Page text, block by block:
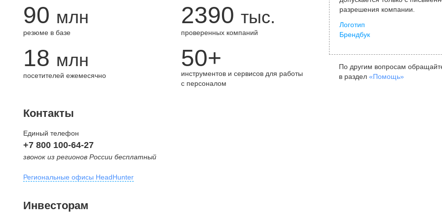
90 млн
резюме в базе
2390 тыс.
проверенных компаний
18 млн
посетителей ежемесячно
50+
инструментов и сервисов для работы
с персоналом
разрешения компании.
Логотип
Брендбук
По другим вопросам
в раздел «Помощь»
Контакты
Единый телефон
+7 800 100-64-27
звонок из регионов России бесплатный
Региональные офисы HeadHunter
внутригородская территория
Инвесторам